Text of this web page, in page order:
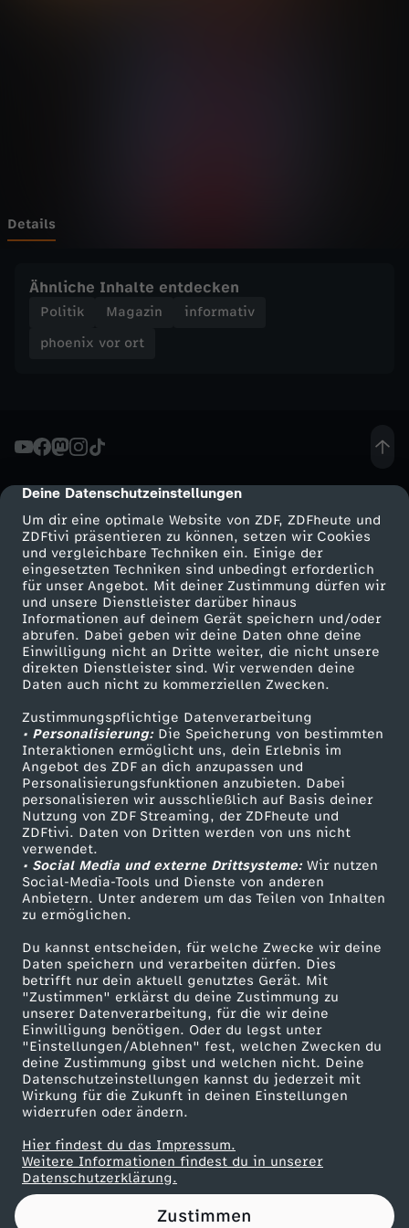
cmp-dialog-description
Deine Datenschutzeinstellungen
Um dir eine optimale Website von ZDF, ZDFheute und
ZDFtivi präsentieren zu können, setzen wir Cookies
und vergleichbare Techniken ein. Einige der
eingesetzten Techniken sind unbedingt erforderlich
für unser Angebot. Mit deiner Zustimmung dürfen wir
und unsere Dienstleister darüber hinaus
Informationen auf deinem Gerät speichern und/oder
abrufen. Dabei geben wir deine Daten ohne deine
Einwilligung nicht an Dritte weiter, die nicht unsere
direkten Dienstleister sind. Wir verwenden deine
Daten auch nicht zu kommerziellen Zwecken.
Zustimmungspflichtige Datenverarbeitung
• Personalisierung:Die Speicherung von bestimmten
Interaktionen ermöglicht uns, dein Erlebnis im
Angebot des ZDF an dich anzupassen und
Personalisierungsfunktionen anzubieten. Dabei
personalisieren wir ausschließlich auf Basis deiner
Nutzung von ZDF Streaming, der ZDFheute und
ZDFtivi. Daten von Dritten werden von uns nicht
verwendet.
• Social Media und externe Drittsysteme:Wir nutzen
Social-Media-Tools und Dienste von anderen
Anbietern. Unter anderem um das Teilen von Inhalten
zu ermöglichen.
Du kannst entscheiden, für welche Zwecke wir deine
Daten speichern und verarbeiten dürfen. Dies
betrifft nur dein aktuell genutztes Gerät. Mit
"Zustimmen" erklärst du deine Zustimmung zu
unserer Datenverarbeitung, für die wir deine
Einwilligung benötigen. Oder du legst unter
"Einstellungen/Ablehnen" fest, welchen Zwecken du
deine Zustimmung gibst und welchen nicht. Deine
Datenschutzeinstellungen kannst du jederzeit mit
Wirkung für die Zukunft in deinen Einstellungen
widerrufen oder ändern.
Hier findest du das Impressum.
Weitere Informationen findest du in unserer
Datenschutzerklärung.
Zustimmen
t
B
d
e
s
w
e
h
r
:
"
A
u
f
d
e
m
W
e
g
Details
Ähnliche Inhalte entdecken
Politik Magazin
informativ
phoenix vor ort
Mehr ZDF
ZDF-Apps
Smart TV
ZDFtext
Livestreams
Sendungen A-Z
TV-Programm
Service
ZDFmitreden
Kontakt zum ZDF
Tickets
Zuschauerservice
Hilfe
ZDF Unternehmen
Karriere
ZDF goes Schule
Werbefernsehen
Mainzelmännchen
Partner